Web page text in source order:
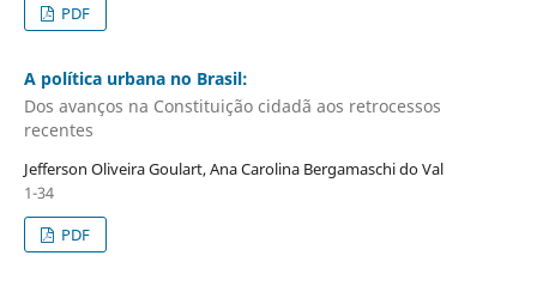
PDF
A política urbana no Brasil:
Dos avanços na Constituição cidadã aos retrocessos
recentes
Jefferson Oliveira Goulart, Ana Carolina Bergamaschi do Val
1-34
PDF